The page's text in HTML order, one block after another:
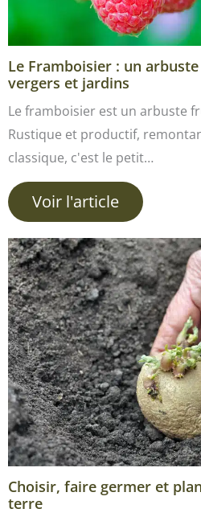
Le Framboisier : un
vergers et jardins
Le framboisier est un arbuste
Rustique et productif,
classique, c'est le petit…
Voir l'article
Choisir, faire germer et
terre